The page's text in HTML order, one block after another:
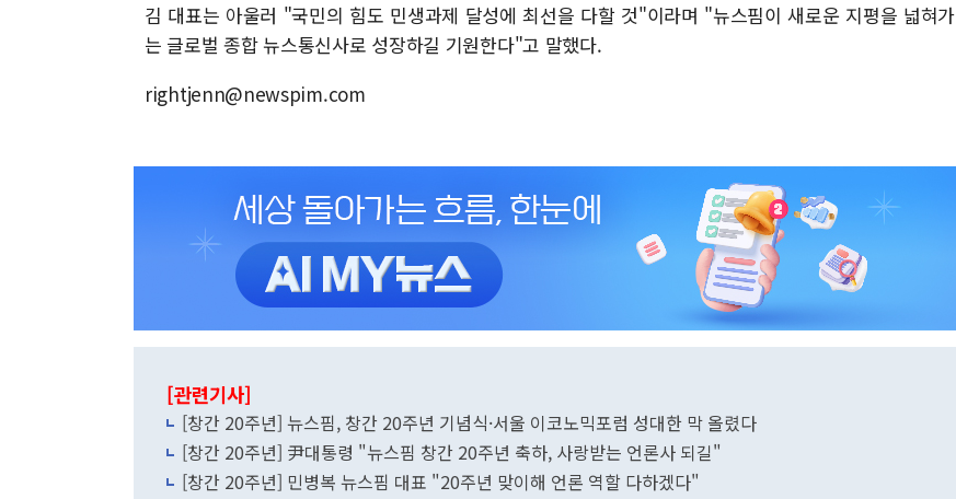
김 대표는 아울러 "국민의 힘도 민생과제 달성에 최선을 다할 것"이라며 "뉴스핌이 새로운 지평을 넓혀가
는 글로벌 종합 뉴스통신사로 성장하길 기원한다"고 말했다.
rightjenn@newspim.com
[관련기사]
[창간 20주년] 뉴스핌, 창간 20주년 기념식·서울 이코노믹포럼 성대한 막 올렸다
[창간 20주년] 尹대통령 "뉴스핌 창간 20주년 축하, 사랑받는 언론사 되길"
[창간 20주년] 민병복 뉴스핌 대표 "20주년 맞이해 언론 역할 다하겠다"